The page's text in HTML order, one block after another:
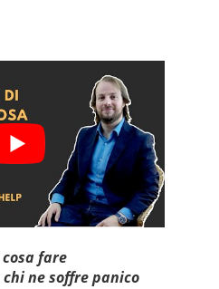
fare
ne soffre panico